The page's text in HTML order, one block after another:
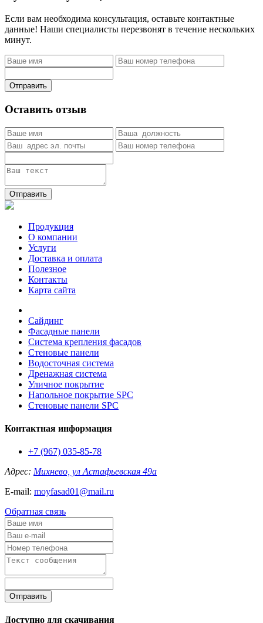
Если вам необходима консультация, оставьте контактные
данные! Наши специалисты перезвонят в течение нескольких
минут.
Отправить
Оставить отзыв
Отправить
Продукция
О компании
Услуги
Доставка и оплата
Полезное
Контакты
Карта сайта
Сайдинг
Фасадные панели
Система крепления фасадов
Стеновые панели
Водосточная система
Дренажная система
Уличное покрытие
Напольное покрытие SPC
Стеновые панели SPC
Контактная информация
+7 (967) 035-85-78
Адрес: Михнево, ул Астафьевская 49а
E-mail: moyfasad01@mail.ru
Обратная связь
Отправить
Доступно для скачивания